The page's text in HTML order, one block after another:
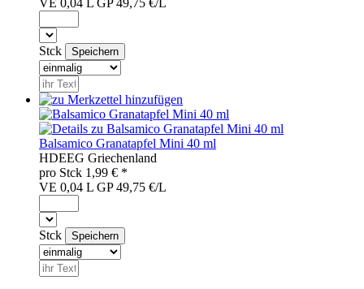
VE 0,04 L GP 49,75 €/L
Stck
Balsamico Granatapfel Mini 40 ml
HDEEG Griechenland
pro Stck 1,99 € *
VE 0,04 L GP 49,75 €/L
Stck